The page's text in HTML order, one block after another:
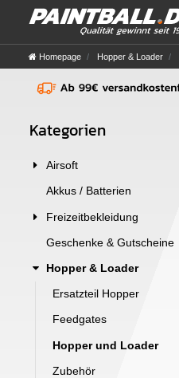
Homepage Hopper & Loader
Kategorien
Airsoft
Akkus / Batterien
Freizeitbekleidung
Geschenke & Gutscheine
Hopper & Loader
Ersatzteil Hopper
Feedgates
Hopper und Loader
Zubehör